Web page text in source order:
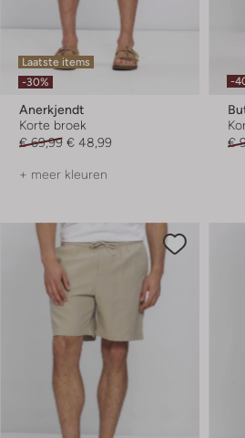
Laatste items
-30%
Anerkjendt
Korte broek
€ 69,99 € 48,99
+ meer kleuren
-
€